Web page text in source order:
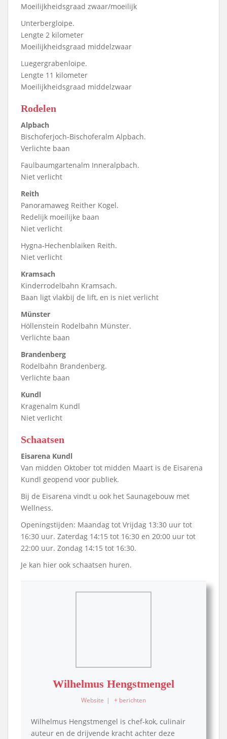
Moeilijkheidsgraad zwaar/moeilijk
Unterbergloipe.
Lengte 2 kilometer
Moeilijkheidsgraad middelzwaar
Luegergrabenloipe.
Lengte 11 kilometer
Moeilijkheidsgraad middelzwaar
Rodelen
Alpbach
Bischoferjoch-Bischoferalm Alpbach.
Verlichte baan
Faulbaumgartenalm Inneralpbach.
Niet verlicht
Reith
Panoramaweg Reither Kogel.
Redelijk moeilijke baan
Niet verlicht
Hygna-Hechenblaiken Reith.
Niet verlicht
Kramsach
Kinderrodelbahn Kramsach.
Baan ligt vlakbij de lift, en is niet verlicht
Münster
Höllenstein Rodelbahn Münster.
Verlichte baan
Brandenberg
Rodelbahn Brandenberg.
Verlichte baan
Kundl
Kragenalm Kundl
Niet verlicht
Schaatsen
Eisarena Kundl
Van midden Oktober tot midden Maart is de Eisarena
Kundl geopend voor publiek.
Bij de Eisarena vindt u ook het Saunagebouw met
Wellness.
Openingstijden: Maandag tot Vrijdag 13:30 uur tot
16:30 uur. Zaterdag 14:15 tot 16:30 en 20:00 uur tot
22:00 uur. Zondag 14:15 tot 16:30.
Je kan hier ook schaatsen huren.
Wilhelmus Hengstmengel
Website | + berichten
Wilhelmus Hengstmengel is chef-kok, culinair
auteur en de drijvende kracht achter deze